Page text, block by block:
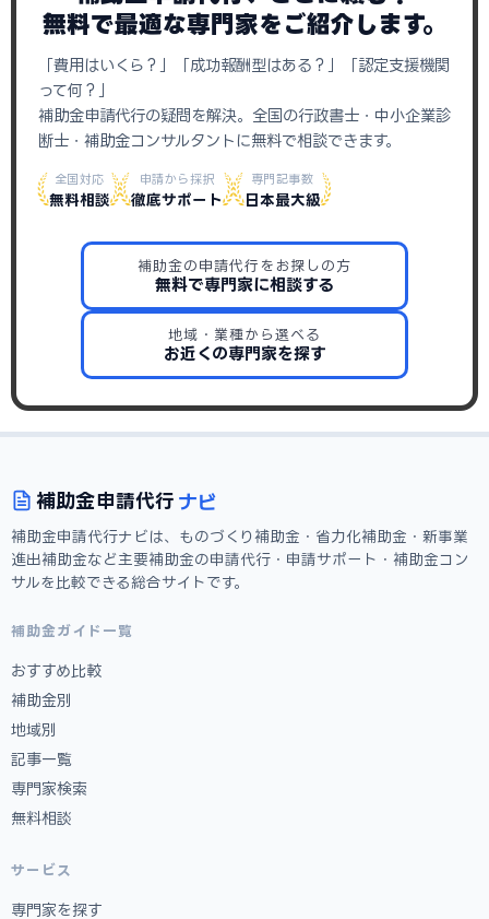
無料で最適な専門家をご紹介します。
「費用はいくら？」「成功報酬型はある？」「認定支援機関
って何？」
補助金申請代行の疑問を解決。全国の行政書士・中小企業診
断士・補助金コンサルタントに無料で相談できます。
全国対応
無料相談
申請から採択
徹底サポート
専門記事数
日本最大級
補助金の申請代行をお探しの方
無料で専門家に相談する
地域・業種から選べる
お近くの専門家を探す
補助金申請代行 ナビ
補助金申請代行ナビは、ものづくり補助金・省力化補助金・新事業
進出補助金など主要補助金の申請代行・申請サポート・補助金コン
サルを比較できる総合サイトです。
補助金ガイド一覧
おすすめ比較
補助金別
地域別
記事一覧
専門家検索
無料相談
サービス
専門家を探す